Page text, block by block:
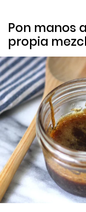
Pon manos
propia